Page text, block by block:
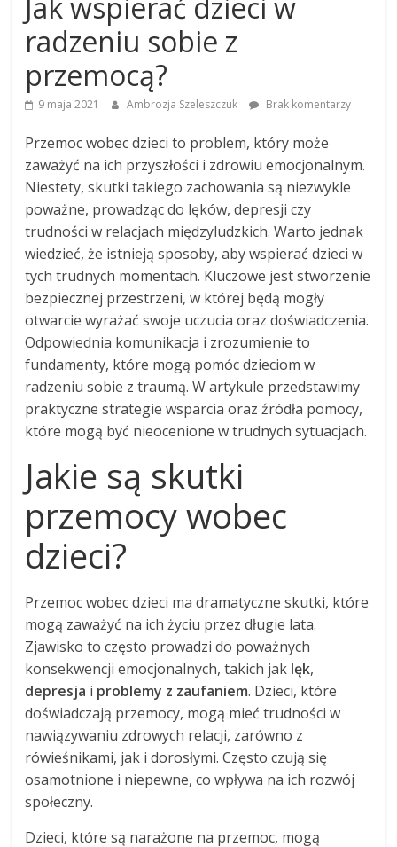
Jak wspierać dzieci w
radzeniu sobie z
przemocą?
9 maja 2021 Ambrozja Szeleszczuk Brak komentarzy
Przemoc wobec dzieci to problem, który może
zaważyć na ich przyszłości i zdrowiu emocjonalnym.
Niestety, skutki takiego zachowania są niezwykle
poważne, prowadząc do lęków, depresji czy
trudności w relacjach międzyludzkich. Warto jednak
wiedzieć, że istnieją sposoby, aby wspierać dzieci w
tych trudnych momentach. Kluczowe jest stworzenie
bezpiecznej przestrzeni, w której będą mogły
otwarcie wyrażać swoje uczucia oraz doświadczenia.
Odpowiednia komunikacja i zrozumienie to
fundamenty, które mogą pomóc dzieciom w
radzeniu sobie z traumą. W artykule przedstawimy
praktyczne strategie wsparcia oraz źródła pomocy,
które mogą być nieocenione w trudnych sytuacjach.
Jakie są skutki
przemocy wobec
dzieci?
Przemoc wobec dzieci ma dramatyczne skutki, które
mogą zaważyć na ich życiu przez długie lata.
Zjawisko to często prowadzi do poważnych
konsekwencji emocjonalnych, takich jak lęk,
depresja i problemy z zaufaniem. Dzieci, które
doświadczają przemocy, mogą mieć trudności w
nawiązywaniu zdrowych relacji, zarówno z
rówieśnikami, jak i dorosłymi. Często czują się
osamotnione i niepewne, co wpływa na ich rozwój
społeczny.
Dzieci, które są narażone na przemoc, mogą